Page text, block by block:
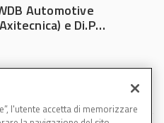
Automotive
e Di.Pa.
l'utente accetta di memorizzare